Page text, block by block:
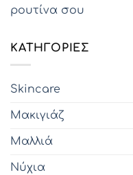
ρουτίνα σου
KΑΤΗΓΟΡΊΕΣ
Skincare
Μακιγιάζ
Μαλλιά
Νύχια